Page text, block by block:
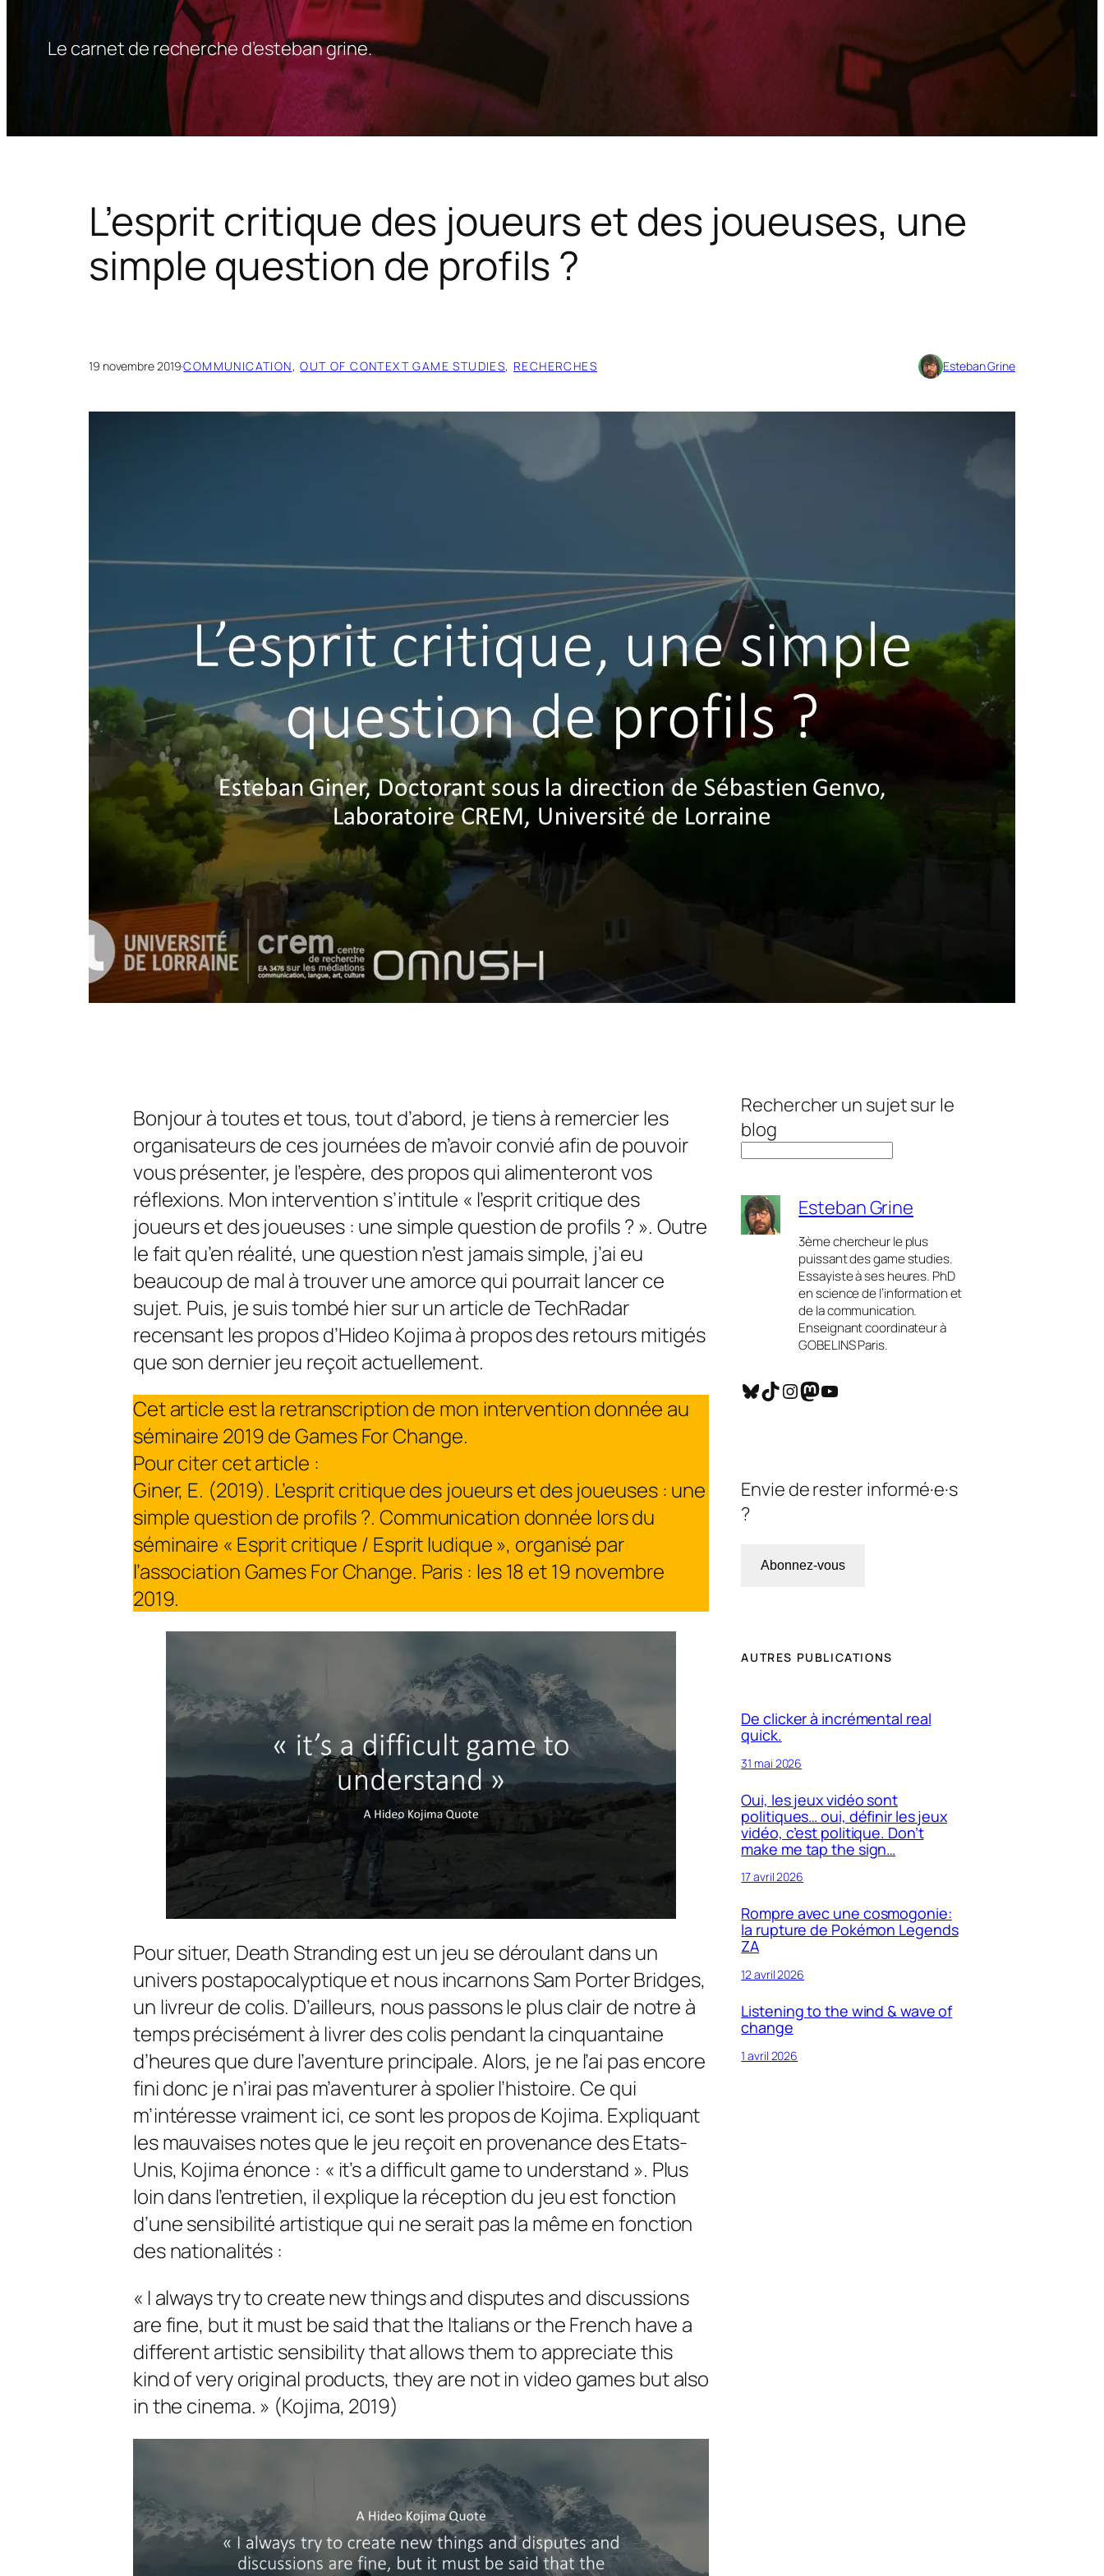
Le carnet de recherche d’esteban grine.
L’esprit critique des joueurs et des joueuses, une
simple question de profils ?
19 novembre 2019·COMMUNICATION, OUT OF CONTEXT GAME STUDIES, RECHERCHES Esteban Grine
Bonjour à toutes et tous, tout d’abord, je tiens à remercier les
organisateurs de ces journées de m’avoir convié afin de pouvoir
vous présenter, je l’espère, des propos qui alimenteront vos
réflexions. Mon intervention s’intitule « l’esprit critique des
joueurs et des joueuses : une simple question de profils ? ». Outre
le fait qu’en réalité, une question n’est jamais simple, j’ai eu
beaucoup de mal à trouver une amorce qui pourrait lancer ce
sujet. Puis, je suis tombé hier sur un article de TechRadar
recensant les propos d’Hideo Kojima à propos des retours mitigés
que son dernier jeu reçoit actuellement.
Cet article est la retranscription de mon intervention donnée au
séminaire 2019 deGames For Change.
Pour citer cet article :
Giner, E. (2019). L’esprit critique des joueurs et des joueuses : une
simple question de profils ?. Communication donnée lors du
séminaire « Esprit critique / Esprit ludique », organisé par
l’associationGames For Change. Paris : les 18 et 19 novembre
2019.
Pour situer, Death Stranding est un jeu se déroulant dans un
univers postapocalyptique et nous incarnons Sam Porter Bridges,
un livreur de colis. D’ailleurs, nous passons le plus clair de notre à
temps précisément à livrer des colis pendant la cinquantaine
d’heures que dure l’aventure principale. Alors, je ne l’ai pas encore
fini donc je n’irai pas m’aventurer à spolier l’histoire. Ce qui
m’intéresse vraiment ici, ce sont les propos de Kojima. Expliquant
les mauvaises notes que le jeu reçoit en provenance des Etats-
Unis, Kojima énonce : « it’s a difficult game to understand ». Plus
loin dans l’entretien, il explique la réception du jeu est fonction
d’une sensibilité artistique qui ne serait pas la même en fonction
des nationalités :
« I always try to create new things and disputes and discussions
are fine, but it must be said that the Italians or the French have a
different artistic sensibility that allows them to appreciate this
kind of very original products, they are not in video games but also
in the cinema. » (Kojima, 2019)
Rechercher un sujet sur le
blog
Esteban Grine
3ème chercheur le plus
puissant des game studies.
Essayiste à ses heures. PhD
en science de l’information et
de la communication.
Enseignant coordinateur à
GOBELINS Paris.
Bluesky TikTok InstagramMastodon YouTube
Envie de rester informé·e·s
?
Abonnez-vous
AUTRES PUBLICATIONS
De clicker à incrémental real
quick.
31 mai 2026
Oui, les jeux vidéo sont
politiques… oui, définir les jeux
vidéo, c’est politique. Don’t
make me tap the sign…
17 avril 2026
Rompre avec une cosmogonie:
la rupture de Pokémon Legends
ZA
12 avril 2026
Listening to the wind & wave of
change
1 avril 2026